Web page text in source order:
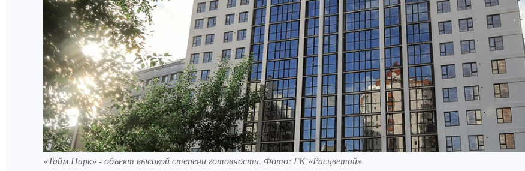
«Тайм Парк» - объект высокой степени готовности. Фото: ГК «Расцветай»